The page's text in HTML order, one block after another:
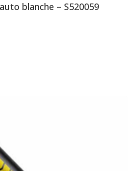
blanche – S520059